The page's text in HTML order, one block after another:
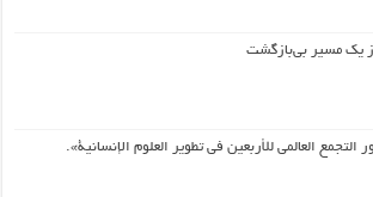
یک مسیر بی‌بازگشت
التجمع العالمي للأربعين في تطوير العلوم الإنسانية».